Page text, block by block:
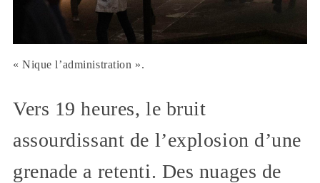
« Nique l’administration ».
Vers 19 heures, le bruit
assourdissant de l’explosion d’une
grenade a retenti. Des nuages de